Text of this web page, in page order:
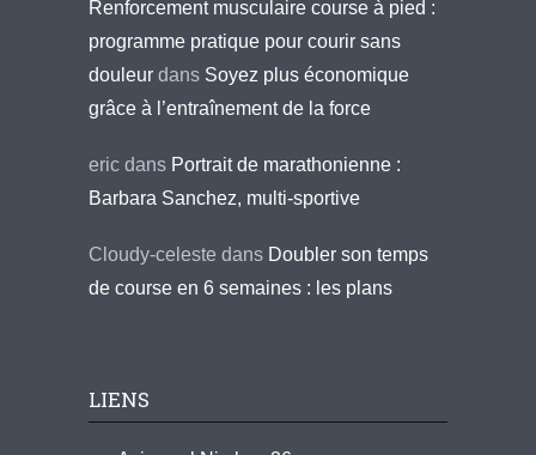
Renforcement musculaire course à pied :
programme pratique pour courir sans
douleur dans Soyez plus économique
grâce à l’entraînement de la force
eric dans Portrait de marathonienne :
Barbara Sanchez, multi-sportive
Cloudy-celeste dans Doubler son temps
de course en 6 semaines : les plans
LIENS